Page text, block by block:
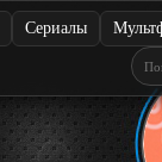
Сериалы